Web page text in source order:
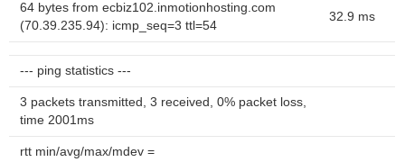
64 bytes from ecbiz102.inmotionhosting.com
(70.39.235.94): icmp_seq=3 ttl=54
32.9 ms
--- ping statistics ---
3 packets transmitted, 3 received, 0% packet loss,
time 2001ms
rtt min/avg/max/mdev =